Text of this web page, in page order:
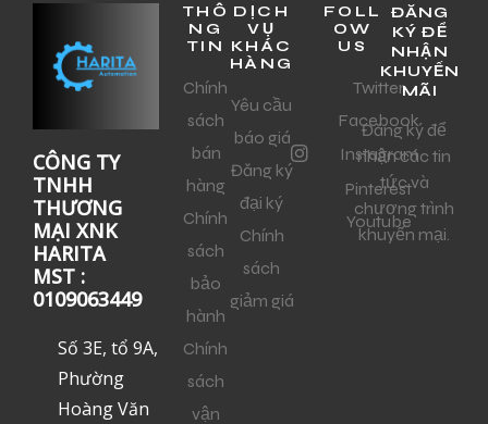
CÔNG TY
TNHH
THƯƠNG
MẠI XNK
HARITA
MST :
0109063449
Số 3E, tổ 9A,
Phường
Hoàng Văn
THÔ
NG
TIN
Chính
sách
bán
hàng
Chính
sách
bảo
hành
Chính
sách
vận
DỊCH
VỤ
KHÁC
HÀNG
Yêu cầu
báo giá
Đăng ký
đại ký
Chính
sách
giảm giá
FOLL
OW
US
Twitter
Facebook
Instagram
Pinterest
Youtube
ĐĂNG
KÝ ĐỂ
NHẬN
KHUYẾN
MÃI
Đăng ký để
nhận các tin
tức và
chương trình
khuyến mại.